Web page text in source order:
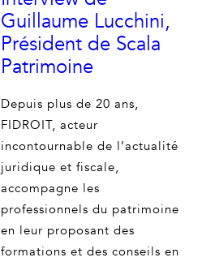
Guillaume Lucchini,
Président de Scala
Patrimoine
Depuis plus de 20 ans,
FIDROIT, acteur
incontournable de l’actualité
juridique et fiscale,
accompagne les
professionnels du patrimoine
en leur proposant des
formations et des conseils en